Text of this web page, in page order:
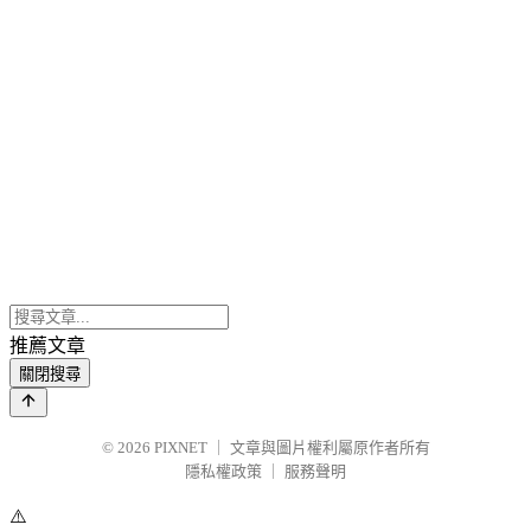
推薦文章
關閉搜尋
© 2026 PIXNET
文章與圖片權利屬原作者所有
隱私權政策
服務聲明
⚠️